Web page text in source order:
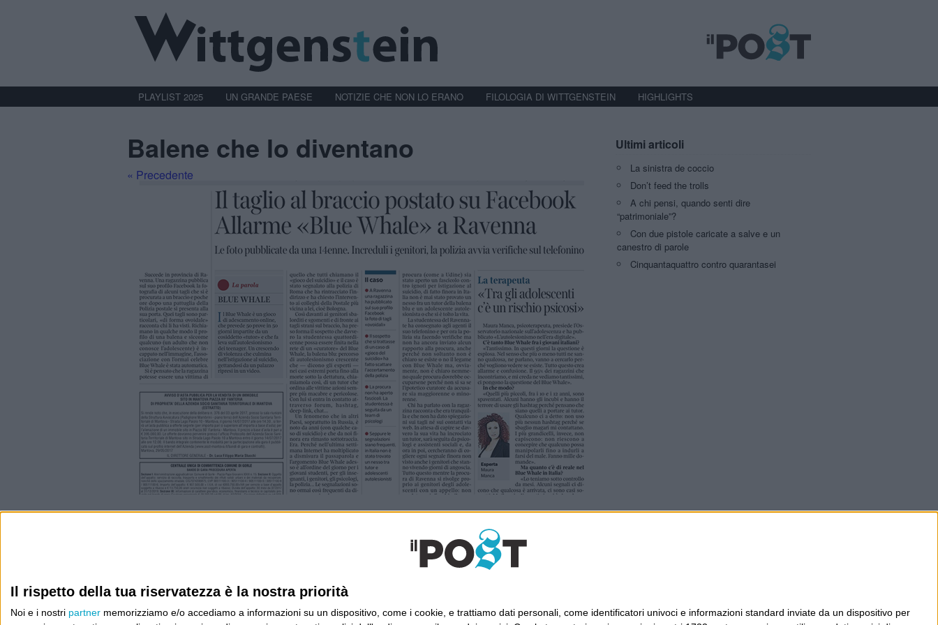
Il rispetto della tua riservatezza è la nostra priorità
Noi e i nostri partner memorizziamo e/o accediamo a informazioni su un dispositivo, come i cookie, e trattiamo dati personali, come identificatori univoci e informazioni standard inviate da un dispositivo per
PLAYLIST 2025 UN GRANDE PAESE NOTIZIE CHE NON LO ERANO FILOLOGIA DI WITTGENSTEIN HIGHLIGHTS
Balene che lo diventano
« Precedente
Ultimi articoli
La sinistra de coccio
Don’t feed the trolls
A chi pensi, quando senti dire
“patrimoniale”?
Con due pistole caricate a salve e un
canestro di parole
Cinquantaquattro contro quarantasei
Filologia di Wittgenstein
Ultimi articoli
A chi pensi, quando senti dire “patrimoniale”?